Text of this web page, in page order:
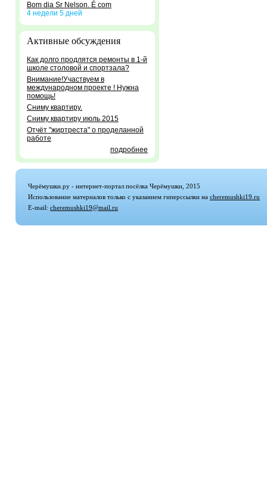
Bom dia Sr Nelson. É com
4 недели 5 дней
Активные обсуждения
Как долго продлятся ремонты в 1-й
школе столовой и спортзала?
Внимание!Участвуем в
международном проекте ! Нужна
помощь!
Сниму квартиру.
Сниму квартиру июль 2015
Отчёт "жиртреста" о проделанной
работе
подробнее
Черёмушки.ру - интернет-портал посёлка Черёмушки, 2015
Использование материалов только с указанием гиперссылки на cheremushki19.ru
E-mail: cheremushki19@mail.ru